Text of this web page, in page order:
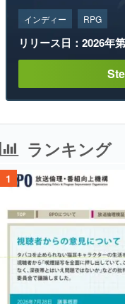
インディー RPG
リリース日：2026年
ランキング
1